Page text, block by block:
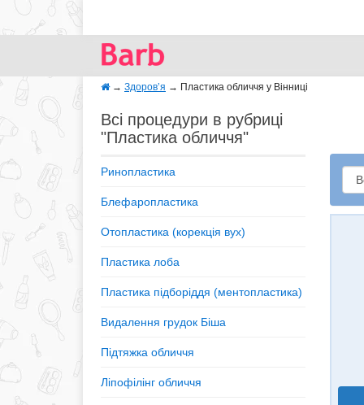
→ Здоров’я → Пластика обличчя у Вінниці
Всі процедури в рубриці
"Пластика обличчя"
Ринопластика
Блефаропластика
Отопластика (корекція вух)
Пластика лоба
Пластика підборіддя (ментопластика)
Видалення грудок Біша
Підтяжка обличчя
Ліпофілінг обличчя